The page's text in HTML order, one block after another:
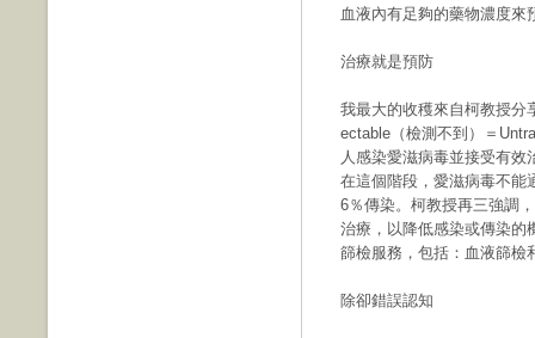
血液內有足夠的藥物濃度來
治療就是預防
我最大的收穫來自柯教授分
ectable（檢測不到）＝
人感染愛滋病毒並接受有
在這個階段，愛滋病毒不能
6％傳染。柯教授再三強調
治療，以降低感染或傳染的
篩檢服務，包括：血液篩檢
除卻錯誤認知